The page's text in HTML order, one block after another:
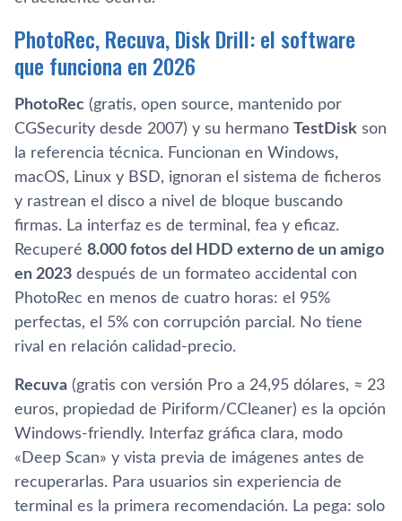
PhotoRec, Recuva, Disk Drill: el software
que funciona en 2026
PhotoRec (gratis, open source, mantenido por
CGSecurity desde 2007) y su hermano TestDisk son
la referencia técnica. Funcionan en Windows,
macOS, Linux y BSD, ignoran el sistema de ficheros
y rastrean el disco a nivel de bloque buscando
firmas. La interfaz es de terminal, fea y eficaz.
Recuperé 8.000 fotos del HDD externo de un amigo
en 2023 después de un formateo accidental con
PhotoRec en menos de cuatro horas: el 95%
perfectas, el 5% con corrupción parcial. No tiene
rival en relación calidad-precio.
Recuva (gratis con versión Pro a 24,95 dólares, ≈ 23
euros, propiedad de Piriform/CCleaner) es la opción
Windows-friendly. Interfaz gráfica clara, modo
«Deep Scan» y vista previa de imágenes antes de
recuperarlas. Para usuarios sin experiencia de
terminal es la primera recomendación. La pega: solo